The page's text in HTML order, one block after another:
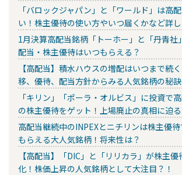
「バロックジャパン」と「ワールド」は高
い！株主優待の使い方やいつ届くかなど詳
1月決算高配当銘柄「トーホー」と「丹青社
配当・株主優待はいつもらえる？
【高配当】積水ハウスの増配はいつまで続
移、優待、配当方針からみる人気銘柄の秘
「キリン」「ポーラ・オルビス」に投資で
の株主優待をゲット！上場廃止の真相に迫る
高配当継続中のINPEXとニチリンは株主優
もらえる大人気銘柄！将来性は？
【高配当】「DIC」と「リリカラ」が株主
化！株価上昇の人気銘柄として大注目？！